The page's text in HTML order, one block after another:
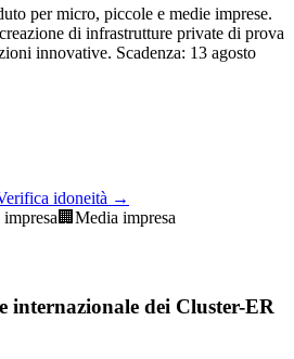
per micro, piccole e medie imprese.
di infrastrutture private di prova
innovative. Scadenza: 13 agosto
idoneità →
🏢 Media impresa
internazionale dei Cluster-ER